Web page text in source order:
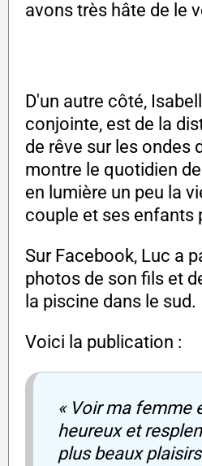
avons très hâte de le
D'un autre côté,
conjointe, est de la
de rêve sur les ondes
montre le quotidien
en lumière un peu la
couple et ses enfants
Sur Facebook, Luc a
photos de son fils et
la piscine dans le sud.
Voici la publication :
« Voir ma femme
heureux et
plus beaux